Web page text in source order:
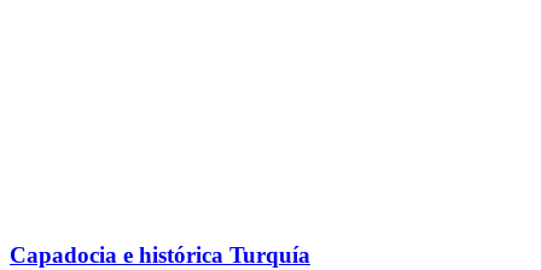
Capadocia e histórica Turquía